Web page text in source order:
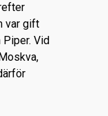
var gift
Vid